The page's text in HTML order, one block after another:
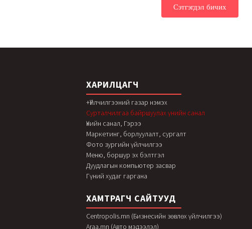
ХАРИЛЦАГЧ
+Үйлчилгээний газар нэмэх
Сурталчилгаа байршуулах үнийн санал
Үнийн санал, Гэрээ
Маркетинг, борлуулалт, сургалт
Фото зургийн үйлчилгээ
Меню, боршур эх бэлтгэл
Дуудлагын компьютер засвар
Гүний худаг гаргана
ХАМТРАГЧ САЙТУУД
Centropolis.mn (Бизнесийн зөвлөх үйлчилгээ)
Araa.mn (Авто мэдээлэл)